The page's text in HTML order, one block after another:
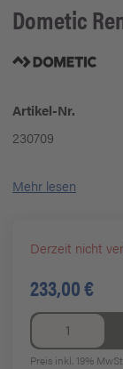
Dometic
Artikel-Nr.
230709
Mehr lesen
Derzeit nicht
233,00 €
Preis inkl. 19%